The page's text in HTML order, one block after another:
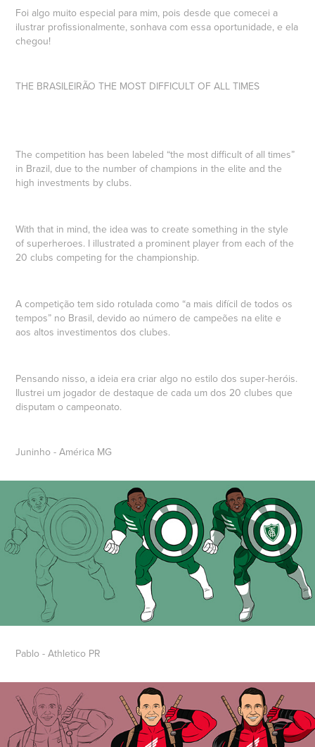
Foi algo muito especial para mim, pois desde que comecei a
ilustrar profissionalmente, sonhava com essa oportunidade, e ela
chegou!
THE BRASILEIRÃO THE MOST DIFFICULT OF ALL TIMES
The competition has been labeled “the most difficult of all times”
in Brazil, due to the number of champions in the elite and the
high investments by clubs.
With that in mind, the idea was to create something in the style
of superheroes. I illustrated a prominent player from each of the
20 clubs competing for the championship.
A competição tem sido rotulada como “a mais difícil de todos os
tempos” no Brasil, devido ao número de campeões na elite e
aos altos investimentos dos clubes.
Pensando nisso, a ideia era criar algo no estilo dos super-heróis.
Ilustrei um jogador de destaque de cada um dos 20 clubes que
disputam o campeonato.
Juninho - América MG
Pablo - Athletico PR